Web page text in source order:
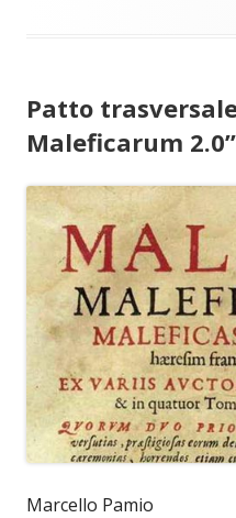
Patto
Maleficarum 2.0”
Marcello Pamio